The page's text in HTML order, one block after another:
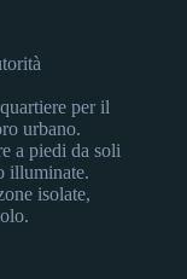
per il
urbano.
a piedi da soli
illuminate.
isolate,